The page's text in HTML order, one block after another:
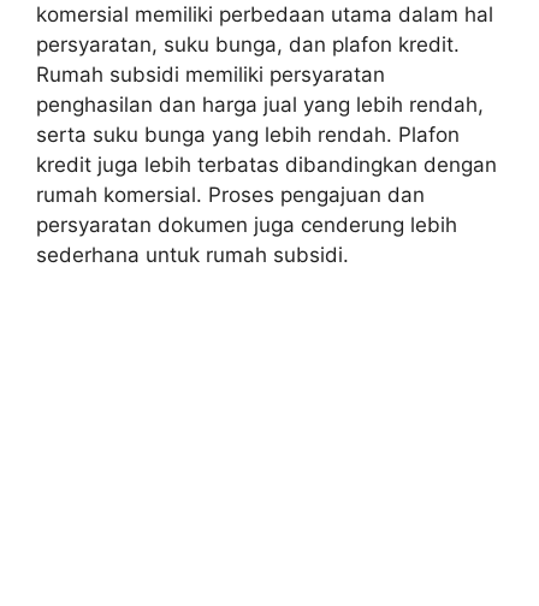
komersial memiliki perbedaan utama dalam hal
persyaratan, suku bunga, dan plafon kredit.
Rumah subsidi memiliki persyaratan
penghasilan dan harga jual yang lebih rendah,
serta suku bunga yang lebih rendah. Plafon
kredit juga lebih terbatas dibandingkan dengan
rumah komersial. Proses pengajuan dan
persyaratan dokumen juga cenderung lebih
sederhana untuk rumah subsidi.